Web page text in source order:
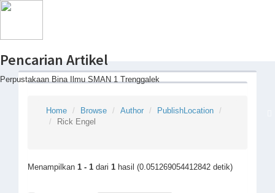
Pencarian Artikel
Perpustakaan Bina Ilmu SMAN 1 Trenggalek
Home Browse Author
PublishLocation
Rick Engel
Menampilkan 1 - 1 dari 1 hasil (0.051269054412842 detik)